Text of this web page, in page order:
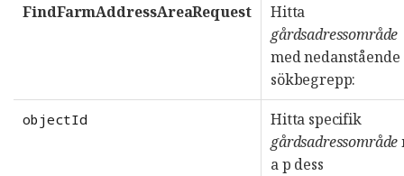
FindFarmAddressAreaRequest
Hitta
gårdsadressområde
med nedanstående
sökbegrepp:
objectId
Hitta specifik
gårdsadressområde
a p dess